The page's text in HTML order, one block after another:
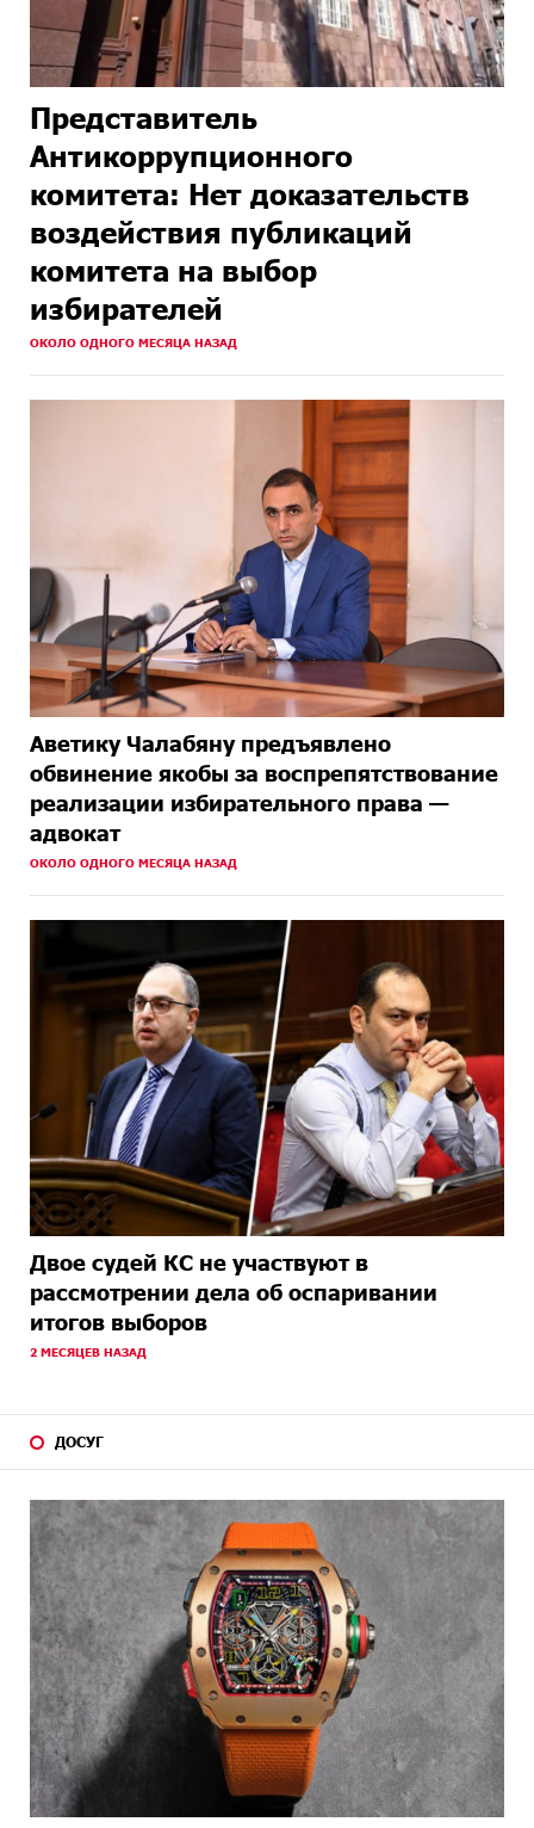
Представитель
Антикоррупционного
комитета: Нет доказательств
воздействия публикаций
комитета на выбор
избирателей
ОКОЛО ОДНОГО МЕСЯЦА НАЗАД
Аветику Чалабяну предъявлено
обвинение якобы за воспрепятствование
реализации избирательного права —
адвокат
ОКОЛО ОДНОГО МЕСЯЦА НАЗАД
Двое судей КС не участвуют в
рассмотрении дела об оспаривании
итогов выборов
2 МЕСЯЦЕВ НАЗАД
ДОСУГ